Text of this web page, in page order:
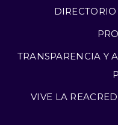
TRANSPARENCIA Y
VIVE LA